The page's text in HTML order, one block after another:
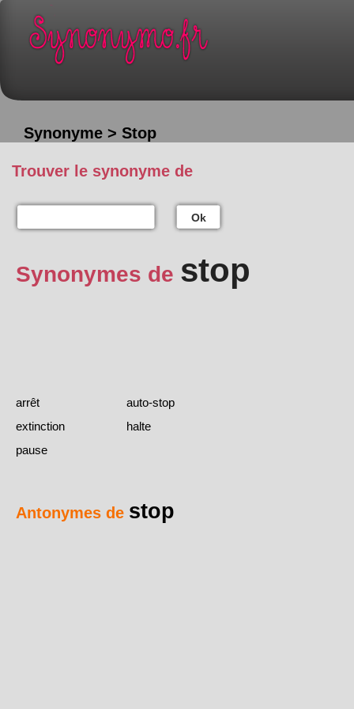
Synonyme > Stop
Trouver le synonyme de
Ok
Synonymes de stop
arrêt
auto-stop
extinction
halte
pause
Antonymes de stop